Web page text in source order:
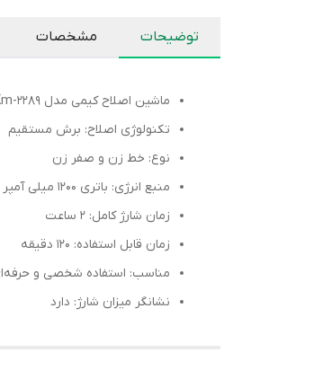
توضیحات مشخصات
ماشین اصلاح کیمی مدل Km-2289
تکنولوژی اصلاح: برش مستقیم
نوع: خط زن و صفر زن
منبع انرژی: باتری 1200 میلی آمپر
زمان شارژ کامل: 2 ساعت
زمان قابل استفاده: 120 دقیقه
مناسب: استفاده شخصی و
نشانگر میزان شارژ: دارد